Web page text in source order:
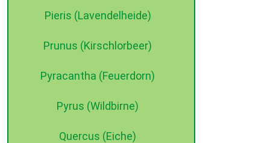
Pieris (Lavendelheide)
Prunus (Kirschlorbeer)
Pyracantha (Feuerdorn)
Pyrus (Wildbirne)
Quercus (Eiche)